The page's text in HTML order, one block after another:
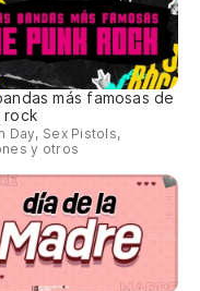
más famosas de
rock
Day, Sex Pistols,
y otros